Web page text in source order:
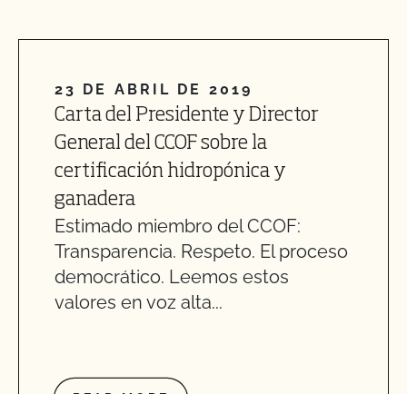
23 DE ABRIL DE 2019
Carta del Presidente y Director
General del CCOF sobre la
certificación hidropónica y
ganadera
Estimado miembro del CCOF:
Transparencia. Respeto. El proceso
democrático. Leemos estos
valores en voz alta...